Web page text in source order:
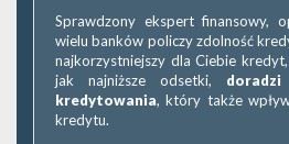
Sprawdzony ekspert finansowy,
wielu banków policzy zdolność
najkorzystniejszy dla Ciebie
jak najniższe odsetki,
kredytowania, który także
kredytu.